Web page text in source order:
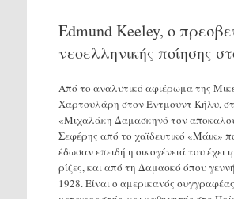
Edmund Keeley, ο
νεοελληνικής ποίησης
Από το αναλυτικό αφιέρωμα της
Χαρτουλάρη στον Έντμουντ Κήλυ,
«Μιχαλάκη Δαμασκηνό τον
Σεφέρης από το χαϊδευτικό «Μάικ»
έδωσαν επειδή η οικογένειά του έχει
ρίζες, και από τη Δαμασκό όπου
1928. Είναι ο αμερικανός